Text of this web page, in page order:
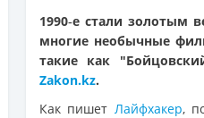
1990‑е стали золотым
многие необычные
такие как
Zakon.kz.
Как пишет Лайфхакер,